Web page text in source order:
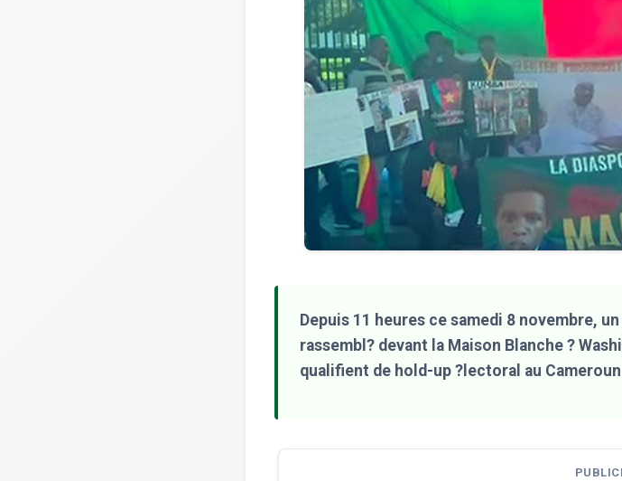
Depuis 11 heures ce samedi 8 novembre,
rassembl? devant la Maison Blanche ?
qualifient de hold-up ?lectoral au